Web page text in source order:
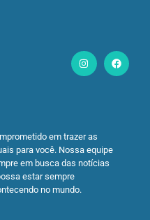
em trazer as
para você. Nossa equipe
em busca das notícias
estar sempre
no mundo.